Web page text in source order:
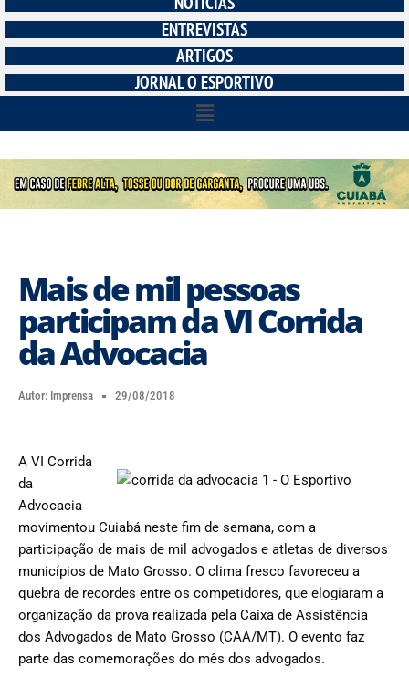
ENTREVISTAS
ARTIGOS
JORNAL O ESPORTIVO
Mais de mil pessoas
participam da VI Corrida
da Advocacia
Autor: Imprensa 29/08/2018
A VI Corrida
da
Advocacia
movimentou Cuiabá neste fim de semana, com a
participação de mais de mil advogados e atletas de diversos
municípios de Mato Grosso. O clima fresco favoreceu a
quebra de recordes entre os competidores, que elogiaram a
organização da prova realizada pela Caixa de Assistência
dos Advogados de Mato Grosso (CAA/MT). O evento faz
parte das comemorações do mês dos advogados.